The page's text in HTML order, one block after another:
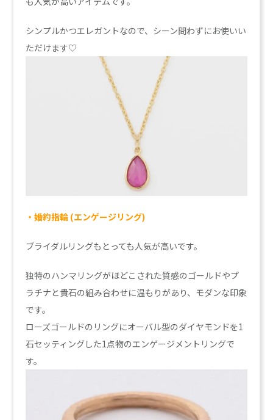
シンプルかつエレガントなので、シーン問わずにお使いい
ただけます♡
・婚約指輪 (エンゲージリング)
ブライダルリングもとっても人気が高いです。
独特のハンマリングがほどこされた質感のゴールドやプ
ラチナと貴石の組み合わせに温もりがあり、モダンな印象
です。
ローズゴールドのリングにオーバル型のダイヤモンドを1
石セッティングした1点物のエンゲージメントリングで
す。